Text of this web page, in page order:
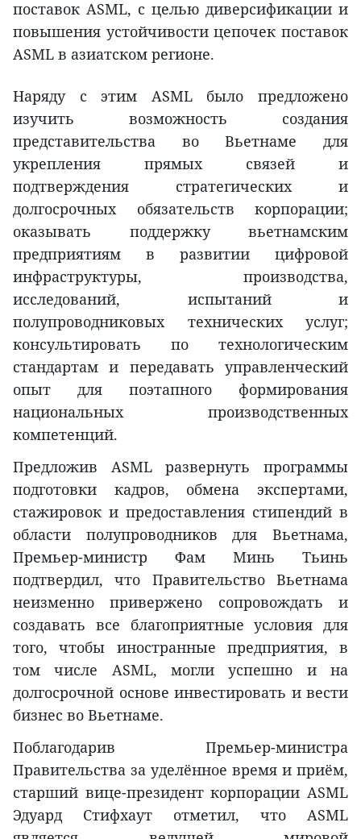
поставок ASML, с целью диверсификации и
повышения устойчивости цепочек поставок
ASML в азиатском регионе.
Наряду с этим ASML было предложено
изучить возможность создания
представительства во Вьетнаме для
укрепления прямых связей и
подтверждения стратегических и
долгосрочных обязательств корпорации;
оказывать поддержку вьетнамским
предприятиям в развитии цифровой
инфраструктуры, производства,
исследований, испытаний и
полупроводниковых технических услуг;
консультировать по технологическим
стандартам и передавать управленческий
опыт для поэтапного формирования
национальных производственных
компетенций.
Предложив ASML развернуть программы
подготовки кадров, обмена экспертами,
стажировок и предоставления стипендий в
области полупроводников для Вьетнама,
Премьер-министр Фам Минь Тьинь
подтвердил, что Правительство Вьетнама
неизменно привержено сопровождать и
создавать все благоприятные условия для
того, чтобы иностранные предприятия, в
том числе ASML, могли успешно и на
долгосрочной основе инвестировать и вести
бизнес во Вьетнаме.
Поблагодарив Премьер-министра
Правительства за уделённое время и приём,
старший вице-президент корпорации ASML
Эдуард Стифхаут отметил, что ASML